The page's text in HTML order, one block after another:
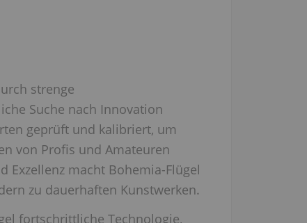
strenge
Suche nach Innovation
geprüft und kalibriert, um
von Profis und Amateuren
Exzellenz macht Bohemia-Flügel
zu dauerhaften Kunstwerken.
fortschrittliche Technologie,